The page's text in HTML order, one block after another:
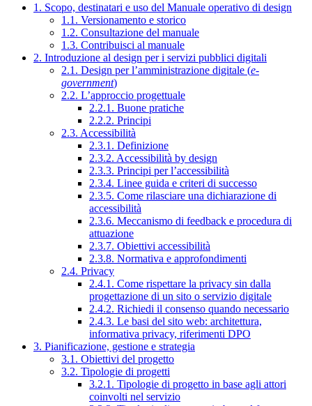
1. Scopo, destinatari e uso del Manuale operativo di design
1.1. Versionamento e storico
1.2. Consultazione del manuale
1.3. Contribuisci al manuale
2. Introduzione al design per i servizi pubblici digitali
2.1. Design per l’amministrazione digitale (e-
government)
2.2. L’approccio progettuale
2.2.1. Buone pratiche
2.2.2. Principi
2.3. Accessibilità
2.3.1. Definizione
2.3.2. Accessibilità by design
2.3.3. Principi per l’accessibilità
2.3.4. Linee guida e criteri di successo
2.3.5. Come rilasciare una dichiarazione di
accessibilità
2.3.6. Meccanismo di feedback e procedura di
attuazione
2.3.7. Obiettivi accessibilità
2.3.8. Normativa e approfondimenti
2.4. Privacy
2.4.1. Come rispettare la privacy sin dalla
progettazione di un sito o servizio digitale
2.4.2. Richiedi il consenso quando necessario
2.4.3. Le basi del sito web: architettura,
informativa privacy, riferimenti DPO
3. Pianificazione, gestione e strategia
3.1. Obiettivi del progetto
3.2. Tipologie di progetti
3.2.1. Tipologie di progetto in base agli attori
coinvolti nel servizio